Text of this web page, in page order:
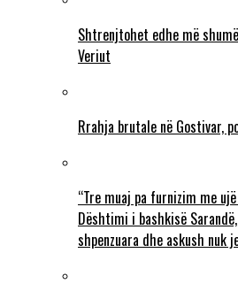
Shtrenjtohet edhe më
Veriut
Rrahja brutale në Gostivar,
“Tre muaj pa furnizim me
Dështimi i bashkisë
shpenzuara dhe askush nuk